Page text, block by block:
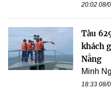
20:02 08/
Tàu
khách
Nẵng
Minh
18:33 08/